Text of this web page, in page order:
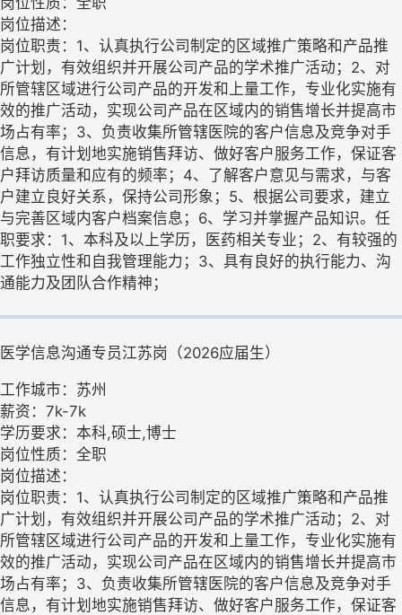
岗位描述：
岗位职责：1、认真执行公司制定的区域推广策略和产品推
广计划，有效组织并开展公司产品的学术推广活动；2、对
所管辖区域进行公司产品的开发和上量工作，专业化实施有
效的推广活动，实现公司产品在区域内的销售增长并提高市
场占有率；3、负责收集所管辖医院的客户信息及竞争对手
信息，有计划地实施销售拜访、做好客户服务工作，保证客
户拜访质量和应有的频率；4、了解客户意见与需求，与客
户建立良好关系，保持公司形象；5、根据公司要求，建立
与完善区域内客户档案信息；6、学习并掌握产品知识。任
职要求：1、本科及以上学历，医药相关专业；2、有较强的
工作独立性和自我管理能力；3、具有良好的执行能力、沟
通能力及团队合作精神；
医学信息沟通专员江苏岗（2026应届生）
工作城市：苏州
薪资：7k-7k
学历要求：本科,硕士,博士
岗位性质：全职
岗位描述：
岗位职责：1、认真执行公司制定的区域推广策略和产品推
广计划，有效组织并开展公司产品的学术推广活动；2、对
所管辖区域进行公司产品的开发和上量工作，专业化实施有
效的推广活动，实现公司产品在区域内的销售增长并提高市
场占有率；3、负责收集所管辖医院的客户信息及竞争对手
信息，有计划地实施销售拜访、做好客户服务工作，保证客